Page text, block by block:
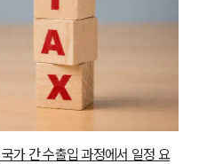
가 간 수출입 과정에서 일정 요